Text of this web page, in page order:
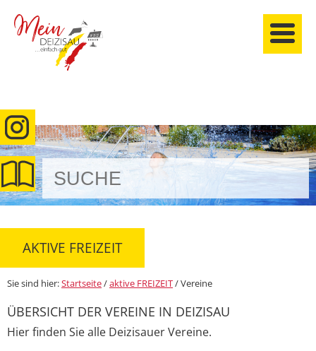
anmelden
AKTIVE FREIZEIT
Sie sind hier:Startseite/aktive FREIZEIT/Vereine
ÜBERSICHT DER VEREINE IN DEIZISAU
Hier finden Sie alle Deizisauer Vereine.